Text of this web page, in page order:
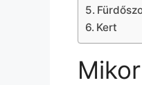
Kert